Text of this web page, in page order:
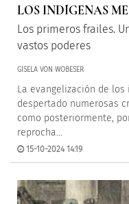
LOS INDÍGENAS
Los primeros frailes.
vastos poderes
GISELA VON WOBESER
La evangelización de
despertado numerosas
como posteriormente,
reprocha...
15-10-2024 14:19